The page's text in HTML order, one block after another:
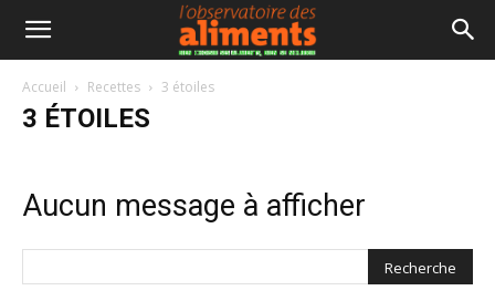
Accueil Recettes 3 étoiles
3 ÉTOILES
Aucun message à afficher